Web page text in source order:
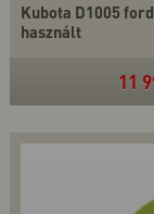
Kubota D1005
használt
11